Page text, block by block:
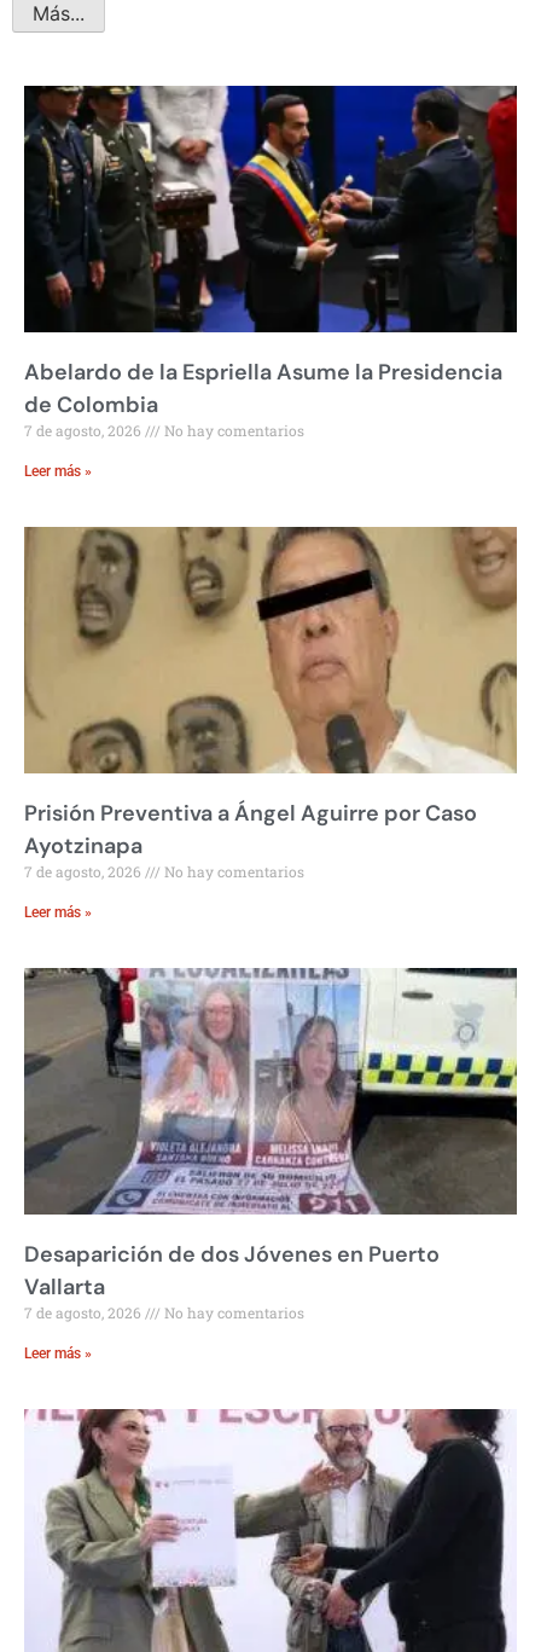
Más...
Abelardo de la Espriella Asume la Presidencia
de Colombia
7 de agosto, 2026 No hay comentarios
Leer más »
Prisión Preventiva a Ángel Aguirre por Caso
Ayotzinapa
7 de agosto, 2026 No hay comentarios
Leer más »
Desaparición de dos Jóvenes en Puerto
Vallarta
7 de agosto, 2026 No hay comentarios
Leer más »